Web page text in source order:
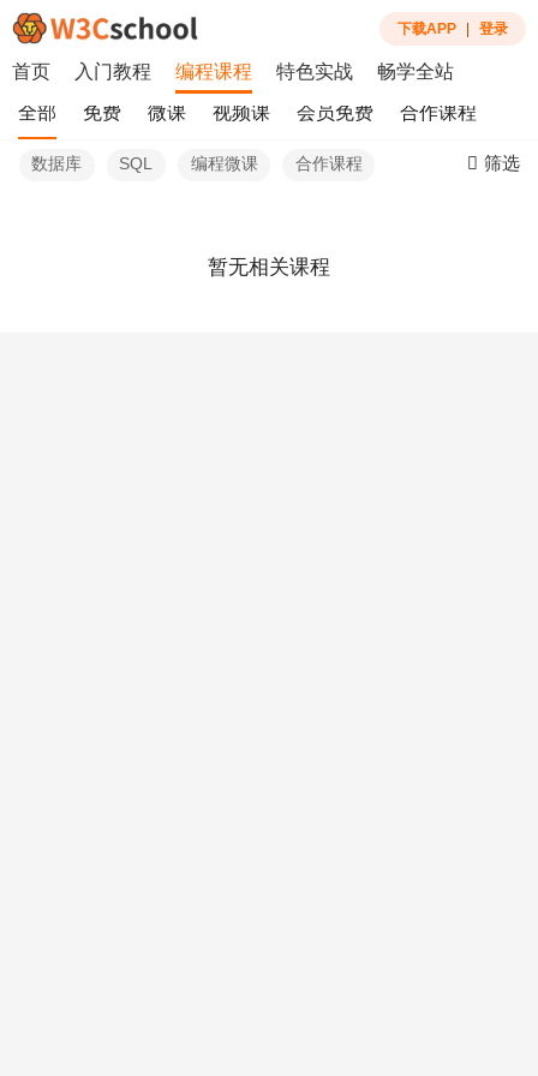
下载APP 登录
首页 入门教程 编程课程 特色实战 畅学全站
全部 免费 微课 视频课 会员免费 合作课程
数据库 SQL 编程微课 合作课程 筛选
暂无相关课程